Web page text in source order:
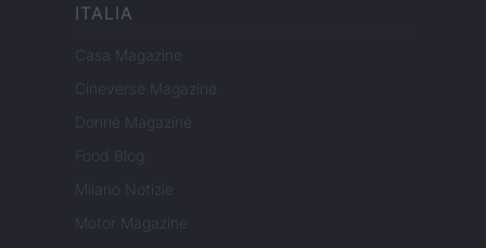
ITALIA
Casa Magazine
Cineverse Magazine
Donne Magazine
Food Blog
Milano Notizie
Motor Magazine